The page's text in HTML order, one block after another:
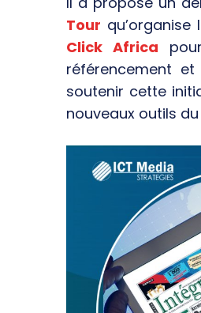
Tour
Click Africa
référencement
soutenir cette
nouveaux outils